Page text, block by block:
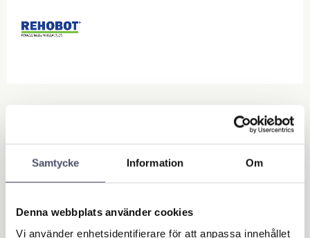
Samtycke Information Om
Denna webbplats använder cookies
Vi använder enhetsidentifierare för att anpassa innehållet
Lägg till i favoriter
Artikelnr
47583